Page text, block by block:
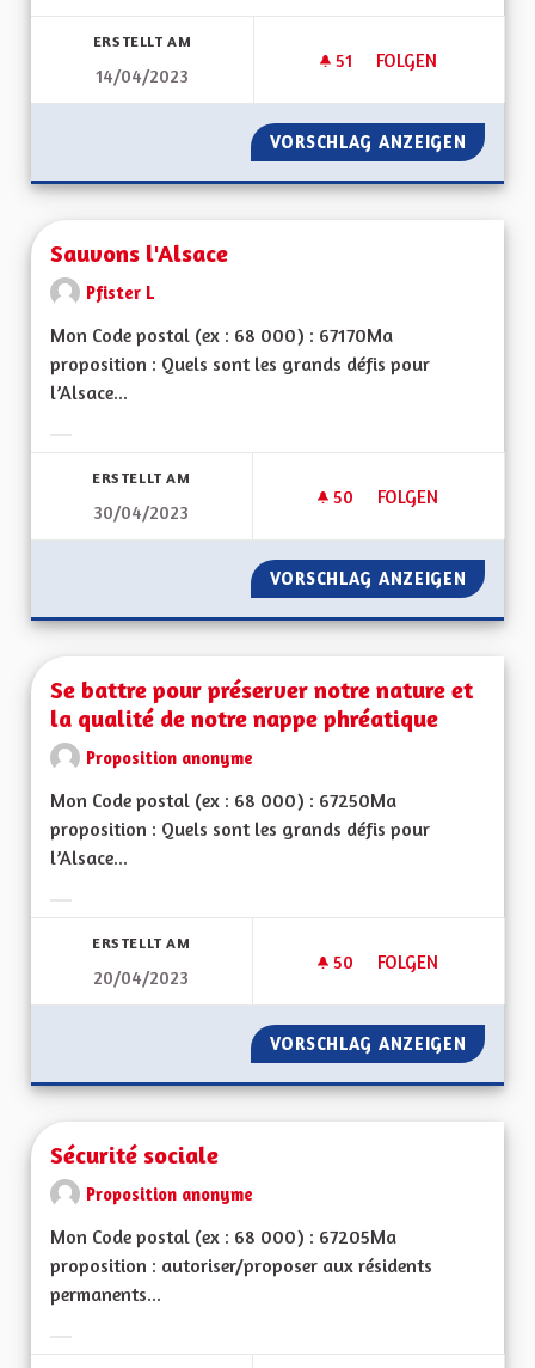
ERSTELLT AM
14/04/2023
51 51 FOLLOWER
FOLGEN
SAUVER NOTRE
VORSCHLAG ANZEIGEN
Sauvons l'Alsace
Pfister L
Mon Code postal (ex : 68 000) : 67170Ma
proposition : Quels sont les grands défis pour
l’Alsace...
ERSTELLT AM
30/04/2023
50 50 FOLLOWER
FOLGEN
SAUVONS L'ALSACE
VORSCHLAG ANZEIGEN
Se battre pour préserver notre nature et
la qualité de notre nappe phréatique
Proposition anonyme
Mon Code postal (ex : 68 000) : 67250Ma
proposition : Quels sont les grands défis pour
l’Alsace...
ERSTELLT AM
20/04/2023
50 50 FOLLOWER
FOLGEN
SE BATTRE POUR
VORSCHLAG ANZEIGEN SE
Sécurité sociale
Proposition anonyme
Mon Code postal (ex : 68 000) : 67205Ma
proposition : autoriser/proposer aux résidents
permanents...